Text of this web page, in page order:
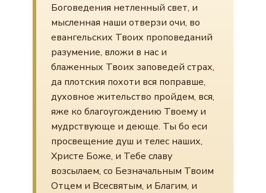
Боговедения нетленный свет, и
мысленная наши отверзи очи, во
евангельских Твоих проповеданий
разумение, вложи в нас и
блаженных Твоих заповедей страх,
да плотския похоти вся поправше,
духовное жительство пройдем, вся,
яже ко благоугождению Твоему и
мудрствующе и деюще. Ты бо еси
просвещение душ и телес наших,
Христе Боже, и Тебе славу
возсылаем, со Безначальным Твоим
Отцем и Всесвятым, и Благим, и